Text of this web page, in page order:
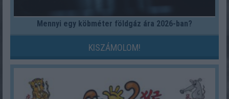
Mennyi egy köbméter földgáz ára 2026-ban?
KISZÁMOLOM!